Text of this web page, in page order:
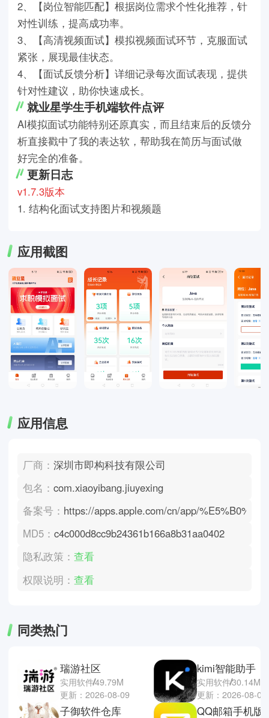
2、【岗位智能匹配】根据岗位需求个性化推荐，针
对性训练，提高成功率。
3、【高清视频面试】模拟视频面试环节，克服面试
紧张，展现最佳状态。
4、【面试反馈分析】详细记录每次面试表现，提供
针对性建议，助你快速成长。
就业星学生手机端软件点评
AI模拟面试功能特别还原真实，而且结束后的反馈分
析直接戳中了我的表达软，帮助我在简历与面试做
好完全的准备。
更新日志
v1.7.3版本
1. 结构化面试支持图片和视频题
应用截图
应用信息
厂商：深圳市即构科技有限公司
包名：com.xiaoyibang.jiuyexing
备案号： https://apps.apple.com/cn/app/
MD5：c4c000d8cc9b24361b166a8b31aa0402
隐私政策：查看
权限说明：查看
同类热门
瑞游社区
实用软件49.79M
更新：2026-08-09
子御软件仓库
kimi智能助手
实用软件30.14M
更新：2026-08-09
QQ邮箱手机版